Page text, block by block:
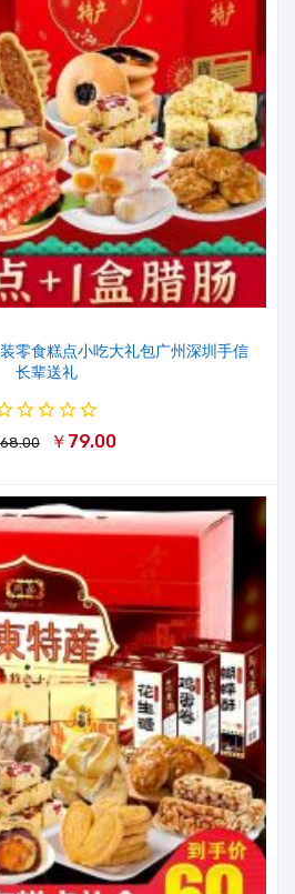
零食糕点小吃大礼包广州深圳手信
长辈送礼
￥79.00